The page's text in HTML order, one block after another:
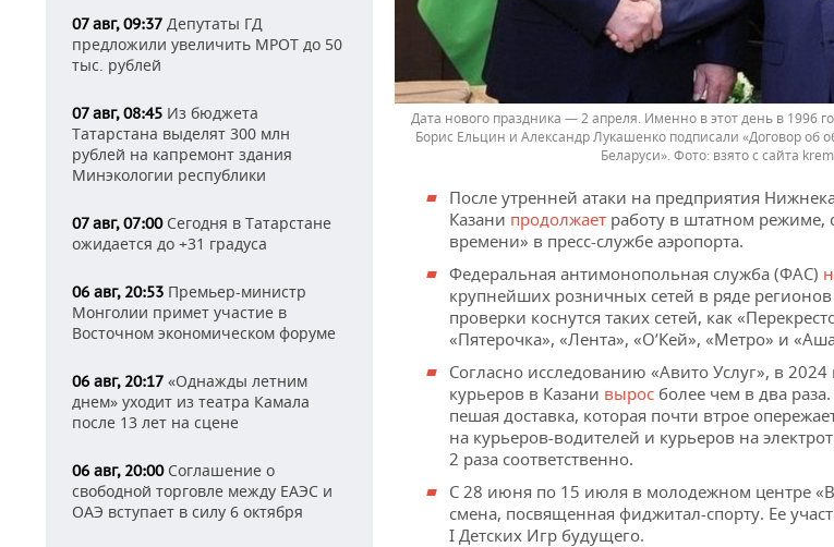
07 авг, 09:37 Депутаты ГД
предложили увеличить МРОТ до 50
тыс. рублей
07 авг, 08:45 Из бюджета
Татарстана выделят 300 млн
рублей на капремонт здания
Минэкологии республики
07 авг, 07:00Сегодня в Татарстане
ожидается до +31 градуса
06 авг, 20:53 Премьер-министр
Монголии примет участие в
Восточном экономическом форуме
06 авг, 20:17 «Однажды летним
днем» уходит из театра Камала
после 13 лет на сцене
06 авг, 20:00Соглашение о
свободной торговле между ЕАЭС и
ОАЭ вступает в силу 6 октября
Дата нового праздника — 2 апреля. Именно в этот день в 1996
Борис Ельцин и Александр Лукашенко подписали «Договор об
Беларуси».
взято с сайта
После утренней атаки на предприятия
Казани продолжает работу в штатном
времени» в пресс-службе аэропорта.
Федеральная антимонопольная служба (ФАС)
крупнейших розничных сетей в ряде регионов
проверки коснутся таких сетей, как
«Пятерочка», «Лента», «О’Кей», «Метро» и
Согласно исследованию «Авито Услуг», в 2024
курьеров в Казани вырос более чем в два
пешая доставка, которая почти втрое
на курьеров-водителей и курьеров на
2 раза соответственно.
С 28 июня по 15 июля в молодежном центре
смена, посвященная фиджитал-спорту. Ее
I Детских Игр будущего.